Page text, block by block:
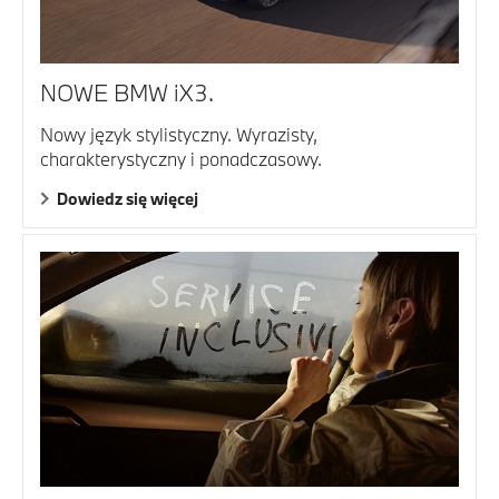
NOWE BMW iX3.
Nowy język stylistyczny. Wyrazisty,
charakterystyczny i ponadczasowy.
Dowiedz się więcej